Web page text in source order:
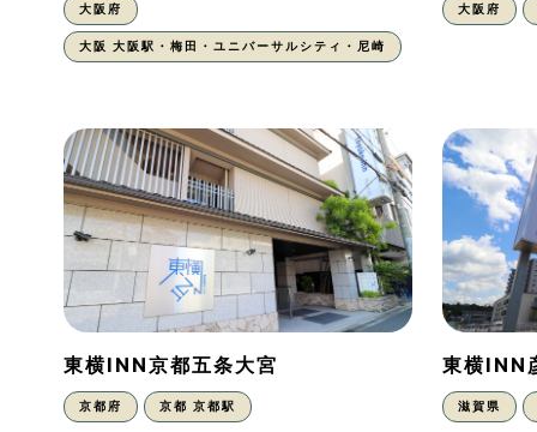
大阪府
大阪 大阪駅・梅田・ユニバーサルシティ・尼崎
大阪府
東横INN京都五条大宮
京都府 京都 京都駅
東横INN
滋賀県